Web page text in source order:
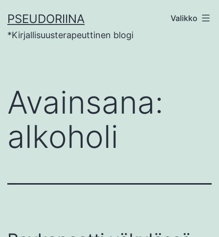
sisältöön
PSEUDORIINA
*Kirjallisuusterapeuttinen blogi
Valikko
Avainsana:
alkoholi